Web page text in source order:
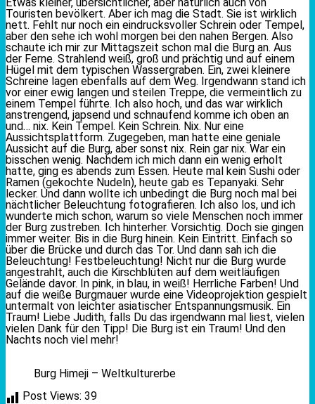
Touristen bevölkert. Aber ich mag die Stadt. Sie ist wirklich
nett. Fehlt nur noch ein eindrucksvoller Schrein oder Tempel,
aber den sehe ich wohl morgen bei den nahen Bergen. Also
schaute ich mir zur Mittagszeit schon mal die Burg an. Aus
der Ferne. Strahlend weiß, groß und prächtig und auf einem
Hügel mit dem typischen Wassergraben. Ein, zwei kleinere
Schreine lagen ebenfalls auf dem Weg. Irgendwann stand ich
vor einer ewig langen und steilen Treppe, die vermeintlich zu
einem Tempel führte. Ich also hoch, und das war wirklich
anstrengend, japsend und schnaufend komme ich oben an
und… nix. Kein Tempel. Kein Schrein. Nix. Nur eine
Aussichtsplattform. Zugegeben, man hatte eine geniale
Aussicht auf die Burg, aber sonst nix. Rein gar nix. War ein
bisschen wenig. Nachdem ich mich dann ein wenig erholt
hatte, ging es abends zum Essen. Heute mal kein Sushi oder
Ramen (gekochte Nudeln), heute gab es Tepanyaki. Sehr
lecker. Und dann wollte ich unbedingt die Burg noch mal bei
nächtlicher Beleuchtung fotografieren. Ich also los, und ich
wunderte mich schon, warum so viele Menschen noch immer
der Burg zustreben. Ich hinterher. Vorsichtig. Doch sie gingen
immer weiter. Bis in die Burg hinein. Kein Eintritt. Einfach so
über die Brücke und durch das Tor. Und dann sah ich die
Beleuchtung! Festbeleuchtung! Nicht nur die Burg wurde
angestrahlt, auch die Kirschblüten auf dem weitläufigen
Gelände davor. In pink, in blau, in weiß! Herrliche Farben! Und
auf die weiße Burgmauer wurde eine Videoprojektion gespielt
untermalt von leichter asiatischer Entspannungsmusik. Ein
Traum! Liebe Judith, falls Du das irgendwann mal liest, vielen
vielen Dank für den Tipp! Die Burg ist ein Traum! Und den
Nachts noch viel mehr!
Burg Himeji – Weltkulturerbe
Post Views: 39